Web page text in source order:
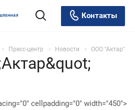
Контакты
Пресс-центр Новости ООО "Актар"
cellpadding="0" width="450">